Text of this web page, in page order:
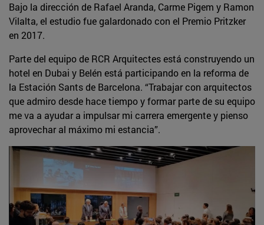
Bajo la dirección de Rafael Aranda, Carme Pigem y Ramon
Vilalta, el estudio fue galardonado con el Premio Pritzker
en 2017.
Parte del equipo de RCR Arquitectes está construyendo un
hotel en Dubai y Belén está participando en la reforma de
la Estación Sants de Barcelona. “Trabajar con arquitectos
que admiro desde hace tiempo y formar parte de su equipo
me va a ayudar a impulsar mi carrera emergente y pienso
aprovechar al máximo mi estancia”.